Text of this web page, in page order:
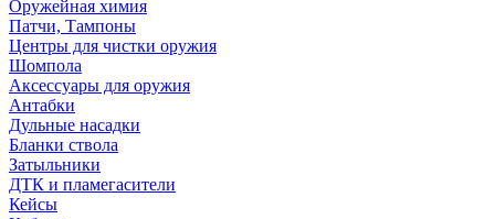
Оружейная химия
Патчи, Тампоны
Центры для чистки оружия
Шомпола
Аксессуары для оружия
Антабки
Дульные насадки
Бланки ствола
Затыльники
ДТК и пламегасители
Кейсы